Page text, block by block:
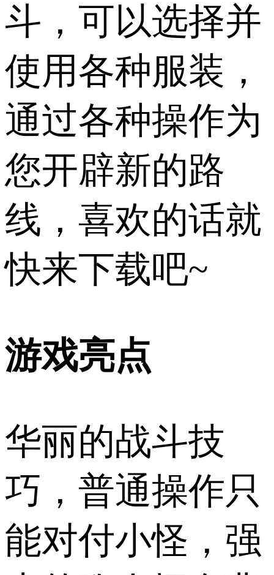
斗，可以选择并
使用各种服装，
通过各种操作为
您开辟新的路
线，喜欢的话就
快来下载吧~
游戏亮点
华丽的战斗技
巧，普通操作只
能对付小怪，强